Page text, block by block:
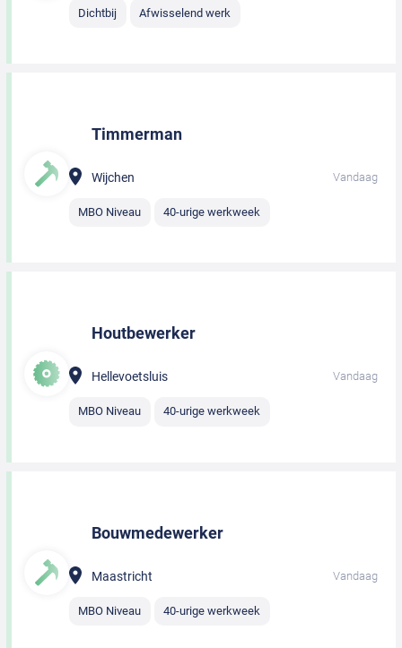
Dichtbij Afwisselend werk
Timmerman
Wijchen Vandaag
MBO Niveau 40-urige werkweek
Houtbewerker
Hellevoetsluis Vandaag
MBO Niveau 40-urige werkweek
Bouwmedewerker
Maastricht Vandaag
MBO Niveau 40-urige werkweek